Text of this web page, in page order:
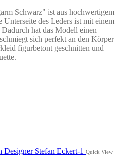
Schwarz" ist aus hochwertigem
des Leders ist mit einem
hat das Modell einen
sich perfekt an den Körper
figurbetont geschnitten und
Quick View